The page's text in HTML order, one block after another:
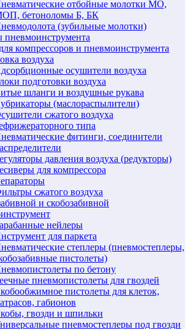
отбойные молотки МО,
бетоноломы Б, БК
(зубильные молотки)
пневмоинструмента
компрессоров и пневмоинструмента
воздуха
осушители воздуха
подготовки воздуха
шланги и воздушные рукава
(маслораспылители)
сжатого воздуха
типа
фитинги, соединители
давления воздуха (редукторы)
для компрессора
сжатого воздуха
и скобозабивной
нейлеры
для паркета
степлеры (пневмостеплеры,
пистолеты)
по бетону
пневмопистолеты для гвоздей
пистолеты для клеток,
габионов
гвозди и шпильки
пневмостеплеры под гвозди